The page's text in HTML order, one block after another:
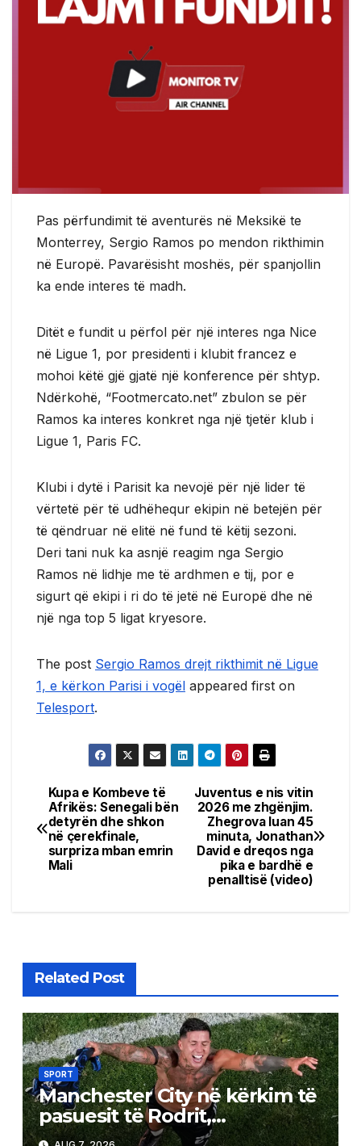
Pas përfundimit të aventurës në Meksikë te
Monterrey, Sergio Ramos po mendon rikthimin
në Europë. Pavarësisht moshës, për spanjollin
ka ende interes të madh.
Ditët e fundit u përfol për një interes nga Nice
në Ligue 1, por presidenti i klubit francez e
mohoi këtë gjë gjatë një konference për shtyp.
Ndërkohë, “Footmercato.net” zbulon se për
Ramos ka interes konkret nga një tjetër klub i
Ligue 1, Paris FC.
Klubi i dytë i Parisit ka nevojë për një lider të
vërtetë për të udhëhequr ekipin në betejën për
të qëndruar në elitë në fund të këtij sezoni.
Deri tani nuk ka asnjë reagim nga Sergio
Ramos në lidhje me të ardhmen e tij, por e
sigurt që ekipi i ri do të jetë në Europë dhe në
një nga top 5 ligat kryesore.
The post Sergio Ramos drejt rikthimit në Ligue
1, e kërkon Parisi i vogël appeared first on
Telesport.
Post
navigation
Juventus e nis vitin
2026 me zhgënjim.
Zhegrova luan 45
minuta, Jonathan
David e dreqos nga
pika e bardhë e
penalltisë (video)
Kupa e Kombeve të
Afrikës: Senegali bën
detyrën dhe shkon
në çerekfinale,
surpriza mban emrin
Mali
Related Post
SPORT
Manchester City në kërkim të
pasuesit të Rodrit,
argjentinasi është objektivi